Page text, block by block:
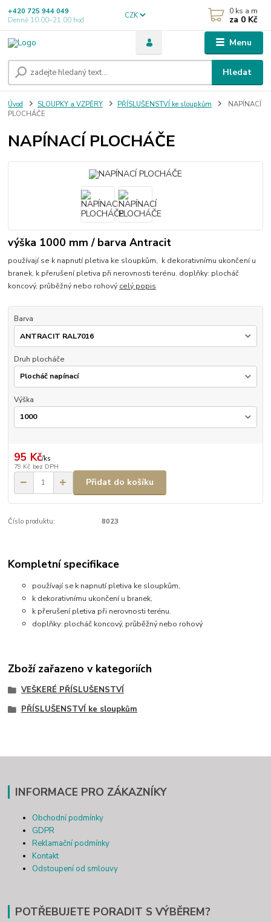
Menu
CZK
Hledat
+420 725 944 049
Denně 10.00–21.00 hod
0 ks a m
za 0 Kč
Úvod SLOUPKY a VZPĚRY PŘÍSLUŠENSTVÍ ke sloupkům
NAPÍNACÍ
PLOCHÁČE
NAPÍNACÍ PLOCHÁČE
výška 1000 mm / barva Antracit
používají se k napnutí pletiva ke sloupkům, k dekorativnímu ukončení u
branek, k přerušení pletiva při nerovnosti terénu. doplňky: plocháč
koncový, průběžný nebo rohový celý popis
Barva
Druh plocháče
Výška
95 Kč/ks
79 Kč bez DPH
Přidat do košíku
Číslo produktu: 8023
Kompletní specifikace
používají se k napnutí pletiva ke sloupkům,
k dekorativnímu ukončení u branek,
k přerušení pletiva při nerovnosti terénu.
doplňky: plocháč koncový, průběžný nebo rohový
Zboží zařazeno v kategoriích
VEŠKERÉ PŘÍSLUŠENSTVÍ
PŘÍSLUŠENSTVÍ ke sloupkům
INFORMACE PRO ZÁKAZNÍKY
Obchodní podmínky
GDPR
Reklamační podmínky
Kontakt
Odstoupení od smlouvy
POTŘEBUJETE PORADIT S VÝBĚREM?